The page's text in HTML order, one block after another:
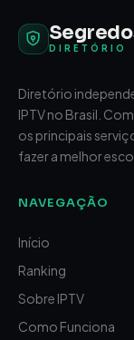
DIRETÓRIO
Diretório
IPTV no Brasil.
os principais
fazer a melhor
NAVEGAÇÃO
Início
Ranking
Sobre IPTV
Como Funciona